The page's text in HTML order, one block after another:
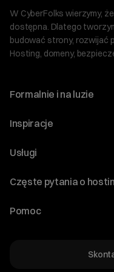
W CyberFolks wierzymy,
dostępna. Dlatego
budować strony, rozwijać
Hosting, domeny,
Formalnie i na luzie
O nas
Program Korzyści dla
Regulaminy i specyfikacje
Inspiracje
Blog
WordPress
Audyt stron
Usługi
Domeny
Hosting dla
Częste pytania o
Jak przenieść stronę?
Pomoc